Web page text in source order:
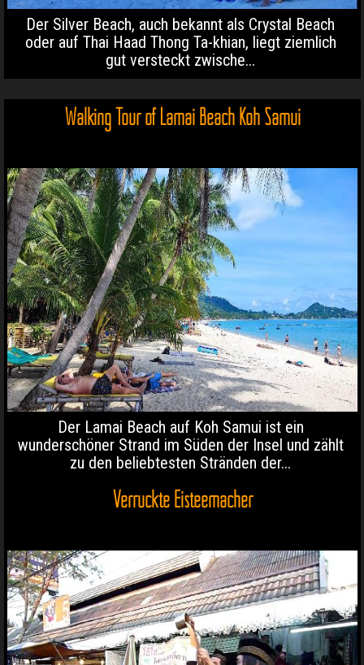
Der Silver Beach, auch bekannt als Crystal Beach
oder auf Thai Haad Thong Ta-khian, liegt ziemlich
gut versteckt zwische...
Walking Tour of Lamai Beach Koh Samui
Der Lamai Beach auf Koh Samui ist ein
wunderschöner Strand im Süden der Insel und zählt
zu den beliebtesten Stränden der...
Verrückte Eisteemacher